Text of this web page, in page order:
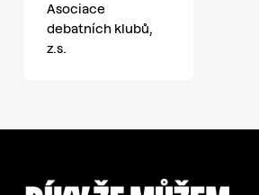
Asociace
debatních klubů,
z.s.